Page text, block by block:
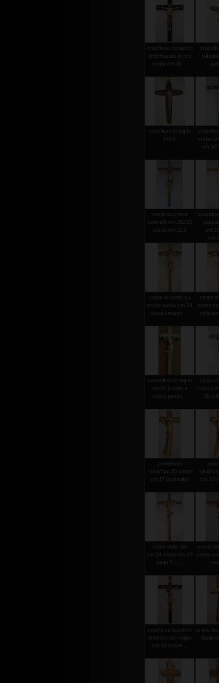
crocifisso romanico
antichizzato in oro
corpo cm.45 ...
crocifisso in legno
cm.8
corpo
cm.30
cristo su croce
colorato cm.26x13
corpo cm.11,5
corpo di cristo su
croce curva cm.34
dorato manto ...
corpo
croce
crocefisso in legno
cm.10 (corpo e
croce pezzo...
corpo
croce
15
crocefisso
"sinai"cm.30 corpo
cm.17 (colorato)
cm.12
cristo delle alpi
cm.24 corpo cm.10
(tinto 3 c....
cristo
croce
crocifisso barocco
antichizzato corpo
cm.60 croce ...
croce
foglia